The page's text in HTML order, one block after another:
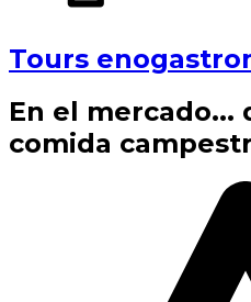
Tours
En el mercado...
comida